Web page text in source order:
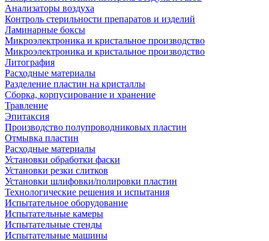
Анализаторы воздуха
Контроль стерильности препаратов и изделий
Ламинарные боксы
Микроэлектроника и кристальное производство
Микроэлектроника и кристальное производство
Литография
Расходные материалы
Разделение пластин на кристаллы
Сборка, корпусирование и хранение
Травление
Эпитаксия
Производство полупроводниковых пластин
Отмывка пластин
Расходные материалы
Установки обработки фаски
Установки резки слитков
Установки шлифовки/полировки пластин
Технологические решения и испытания
Испытательное оборудование
Испытательные камеры
Испытательные стенды
Испытательные машины